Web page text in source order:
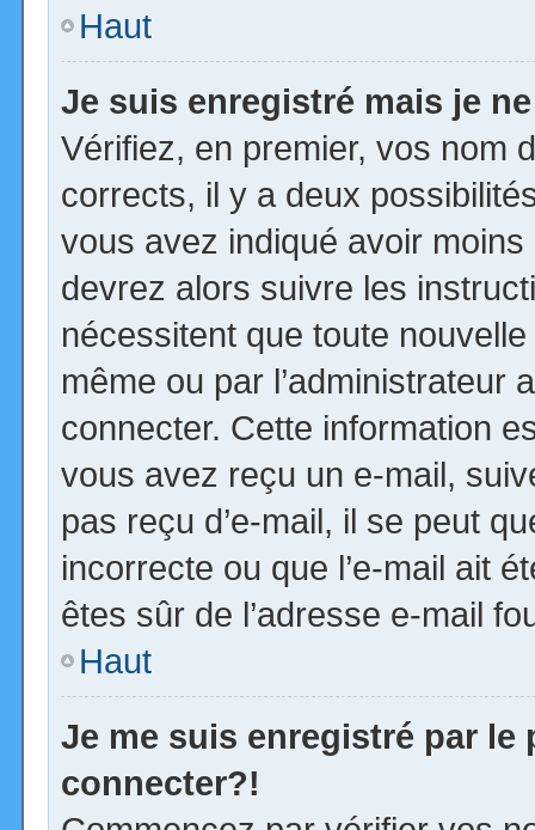
Haut
Je suis enregistré mais je
Vérifiez, en premier, vos nom
corrects, il y a deux
vous avez indiqué avoir
devrez alors suivre les
nécessitent que toute
même ou par l’administrateur
connecter. Cette information
vous avez reçu un e-mail,
pas reçu d’e-mail, il se peut
incorrecte ou que l’e-mail ait
êtes sûr de l’adresse e-mail
Haut
Je me suis enregistré par le
connecter?!